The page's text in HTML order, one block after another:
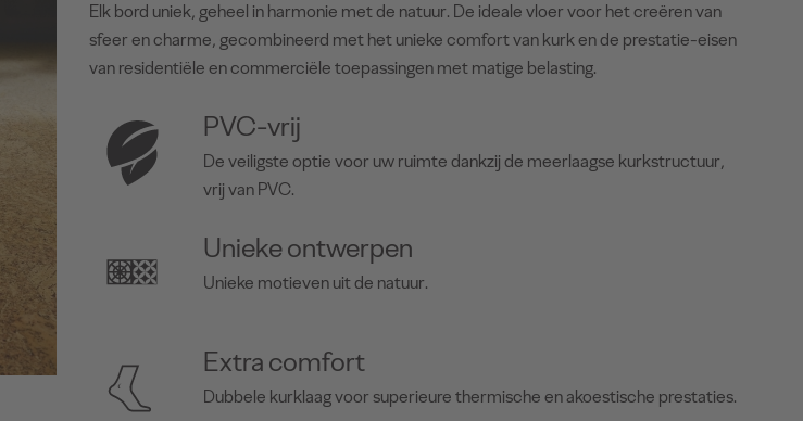
Elk bord uniek, geheel in harmonie met de natuur. De ideale vloer voor het creëren van
sfeer en charme, gecombineerd met het unieke comfort van kurk en de prestatie-eisen
van residentiële en commerciële toepassingen met matige belasting.
PVC-vrij
De veiligste optie voor uw ruimte dankzij de meerlaagse kurkstructuur,
vrij van PVC.
Unieke ontwerpen
Unieke motieven uit de natuur.
Extra comfort
Dubbele kurklaag voor superieure thermische en akoestische prestaties.